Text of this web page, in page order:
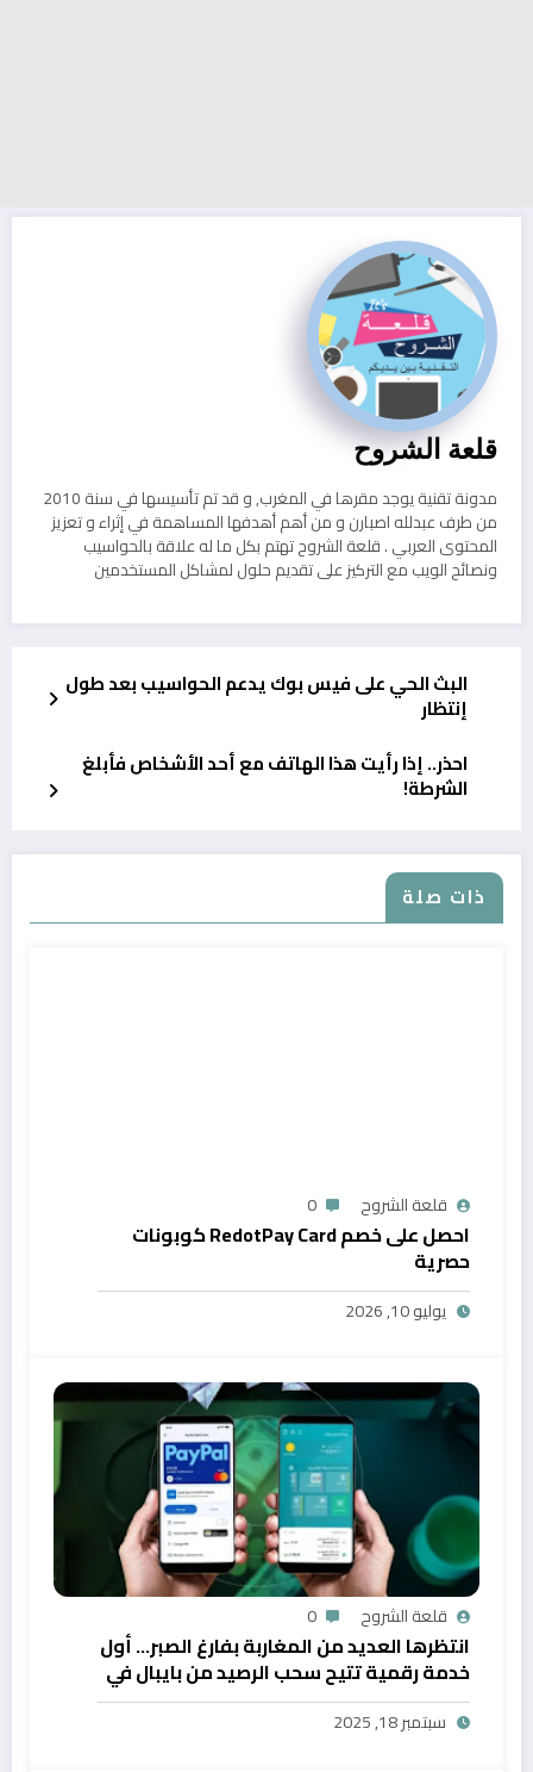
قلعة الشروح
مدونة تقنية يوجد مقرها في المغرب, و قد تم تأسيسها في سنة 2010
من طرف عبدلله اصبارن و من أهم أهدفها المساهمة في إثراء و تعزيز
المحتوى العربي . قلعة الشروح تهتم بكل ما له علاقة بالحواسيب
ونصائح الويب مع التركيز على تقديم حلول لمشاكل المستخدمين
البث الحي على فيس بوك يدعم الحواسيب بعد طول
إنتظار
احذر.. إذا رأيت هذا الهاتف مع أحد الأشخاص فأبلغ
الشرطة!
ذات صلة
قلعة الشروح 0
احصل على خصم RedotPay Card كوبونات
حصرية
يوليو 10, 2026
قلعة الشروح 0
انتظرها العديد من المغاربة بفارغ الصبر… أول
خدمة رقمية تتيح سحب الرصيد من بايبال في
المغرب
سبتمبر 18, 2025